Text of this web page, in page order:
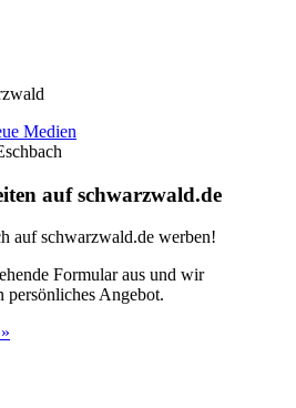
Medien
auf schwarzwald.de
auf schwarzwald.de werben!
Formular aus und wir
persönliches Angebot.